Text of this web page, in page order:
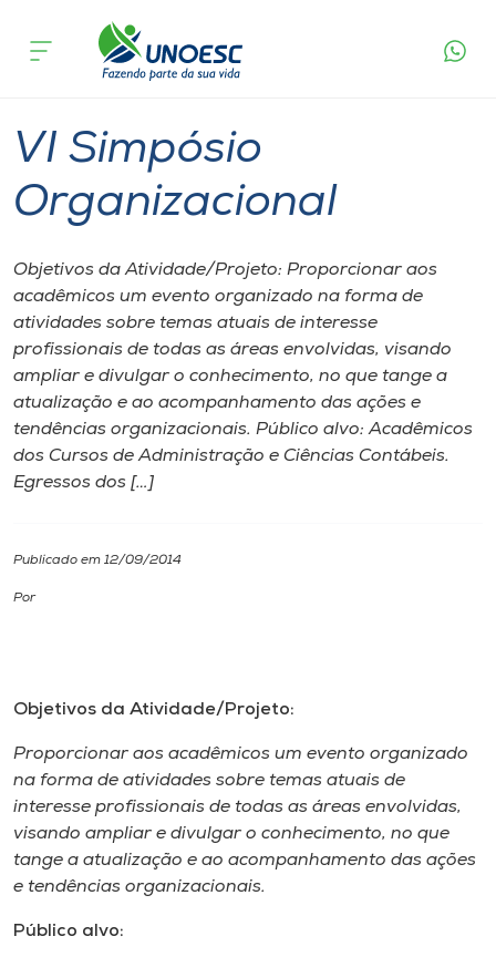
Cursos
Pesquisa
Portal de Ensino
A
Unoesc
Internacionalização
CPA
Biblioteca
Editora
Rádio
VI Simpósio
Organizacional
Objetivos da Atividade/Projeto: Proporcionar aos
acadêmicos um evento organizado na forma de
atividades sobre temas atuais de interesse
profissionais de todas as áreas envolvidas, visando
ampliar e divulgar o conhecimento, no que tange a
atualização e ao acompanhamento das ações e
tendências organizacionais. Público alvo: Acadêmicos
dos Cursos de Administração e Ciências Contábeis.
Egressos dos […]
Publicado em 12/09/2014
Por
Objetivos da Atividade/Projeto:
Proporcionar aos acadêmicos um evento organizado
na forma de atividades sobre temas atuais de
interesse profissionais de todas as áreas envolvidas,
visando ampliar e divulgar o conhecimento, no que
tange a atualização e ao acompanhamento das ações
e tendências organizacionais.
Público alvo: